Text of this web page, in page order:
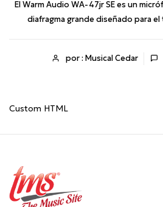
El Warm Audio WA-47jr SE es un
diafragma grande diseñado para el
por : Musical Cedar
Custom HTML